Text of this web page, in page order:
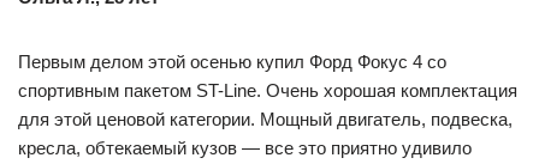
Первым делом этой осенью купил Форд Фокус 4 со
спортивным пакетом ST-Line. Очень хорошая комплектация
для этой ценовой категории. Мощный двигатель, подвеска,
кресла, обтекаемый кузов — все это приятно удивило